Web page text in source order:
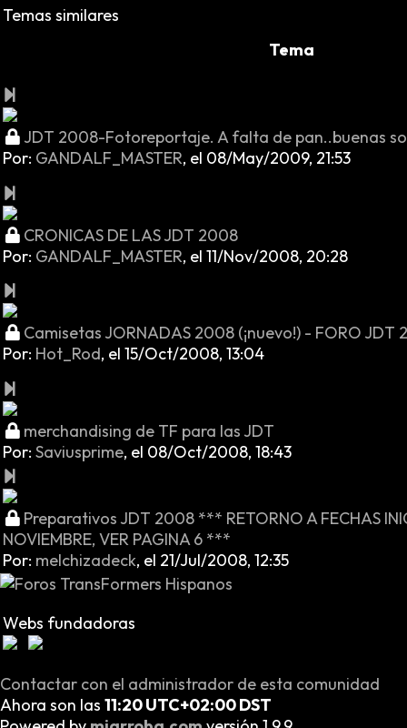
Temas similares
Tema
JDT 2008-Fotoreportaje. A falta de pan..buenas
Por: GANDALF_MASTER, el 08/May/2009, 21:53
CRONICAS DE LAS JDT 2008
Por: GANDALF_MASTER, el 11/Nov/2008, 20:28
Camisetas JORNADAS 2008 (¡nuevo!) - FORO JDT
Por: Hot_Rod, el 15/Oct/2008, 13:04
merchandising de TF para las JDT
Por: Saviusprime, el 08/Oct/2008, 18:43
Preparativos JDT 2008 *** RETORNO A FECHAS
NOVIEMBRE, VER PAGINA 6 ***
Por: melchizadeck, el 21/Jul/2008, 12:35
Webs fundadoras
Contactar con el administrador de esta comunidad
Ahora son las 11:20 UTC+02:00 DST